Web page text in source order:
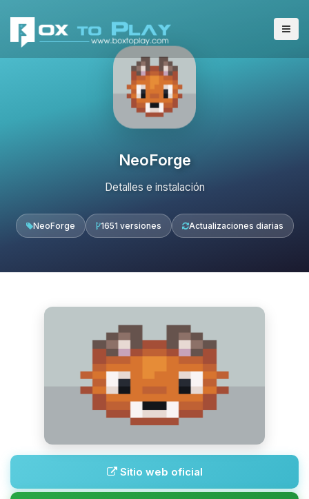
NeoForge
Detalles e instalación
NeoForge 1651 versiones Actualizaciones diarias
Sitio web oficial